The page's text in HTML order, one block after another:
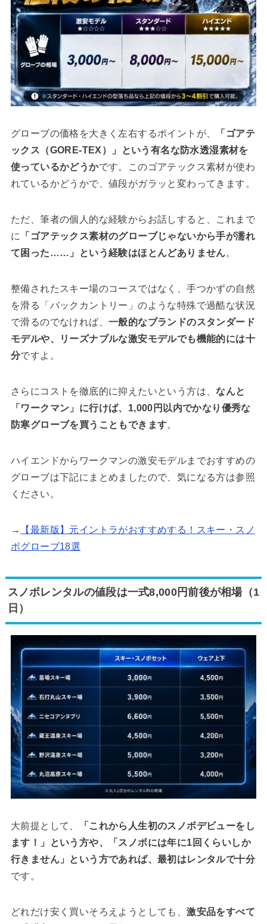
グローブの価格を大きく左右するポイントが、
「ゴアテ
ックス（GORE-TEX）」という有名な防水透湿素材を
使っているかどうかです。このゴアテックス素材が使わ
れているかどうかで、値段がガラッと変わってきます。
ただ、筆者の個人的な経験からお話しすると、これまで
に
「ゴアテックス素材のグローブじゃないから手が濡れ
て困った……」という経験はほとんどありません。
整備されたスキー場のコースではなく、手つかずの自然
を滑る「バックカントリー」のような特殊で過酷な状況
で滑るのでなければ、 一般的なブランドのスタンダード
モデルや、リーズナブルな激安モデルでも機能的には十
分ですよ。
さらにコストを徹底的に抑えたいという方は、なんと
「ワークマン」に行けば、1,000円以内でかなり優秀な
防寒グローブを買うこともできます。
ハイエンドからワークマンの激安モデルまでおすすめの
グローブは下記にまとめましたので、気になる方は参照
ください。
→
【最新版】元イントラがおすすめする！スキー・スノ
ボグローブ18選
スノボレンタルの値段は一式8,000円前後が相場（1
日）
大前提として、
「これから人生初のスノボデビューをし
ます！」という方や、「スノボには年に1回くらいしか
行きません」という方であれば、最初はレンタルで十分
です。
どれだけ安く買いそろえようとしても、激安品をすべて